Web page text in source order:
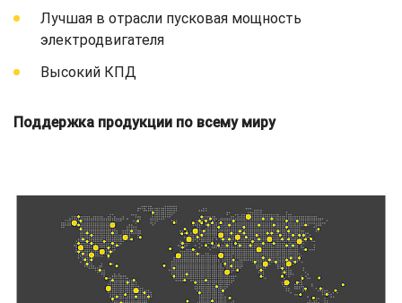
Лучшая в отрасли пусковая мощность
электродвигателя
Высокий КПД
Поддержка продукции по всему миру